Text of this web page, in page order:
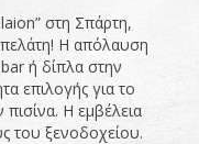
στη Σπάρτη,
πελάτη! Η απόλαυση
ή δίπλα στην
επιλογής για το
Η εμβέλεια
του ξενοδοχείου.